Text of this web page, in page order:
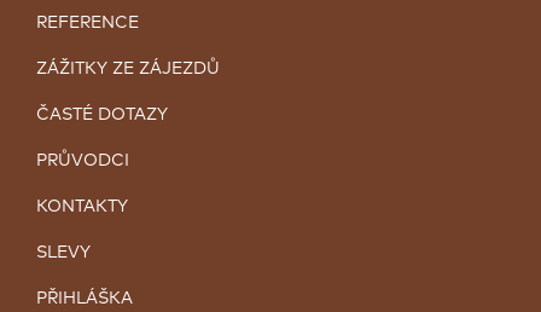
REFERENCE
ZÁŽITKY ZE ZÁJEZDŮ
ČASTÉ DOTAZY
PRŮVODCI
KONTAKTY
SLEVY
PŘIHLÁŠKA